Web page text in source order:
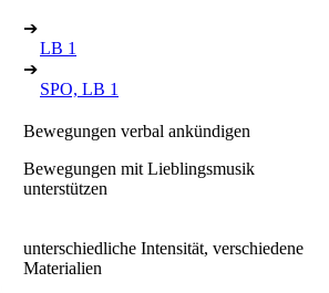
➔
LB 1
➔
SPO, LB 1
Bewegungen verbal ankündigen
Bewegungen mit Lieblingsmusik
unterstützen
unterschiedliche Intensität, verschiedene
Materialien